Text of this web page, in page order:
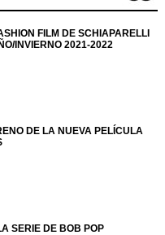
FILM DE SCHIAPARELLI
INVIERNO 2021-2022
DE LA NUEVA PELÍCULA
SERIE DE BOB POP